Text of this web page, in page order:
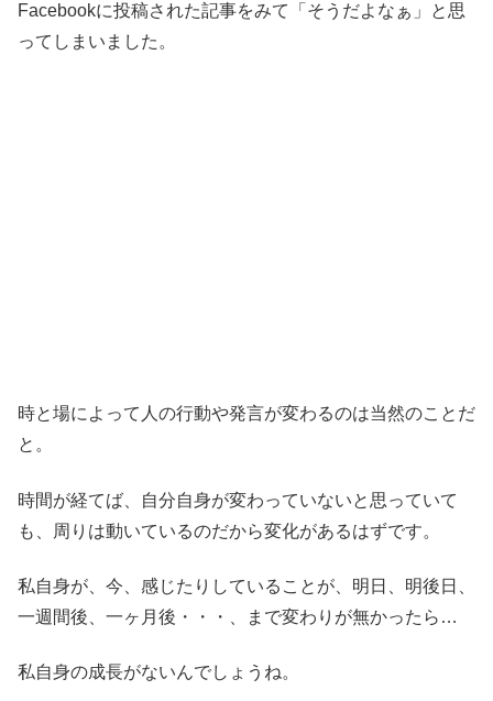
Facebookに投稿された記事をみて「そうだよなぁ」と思
ってしまいました。
時と場によって人の行動や発言が変わるのは当然のことだ
と。
時間が経てば、自分自身が変わっていないと思っていて
も、周りは動いているのだから変化があるはずです。
私自身が、今、感じたりしていることが、明日、明後日、
一週間後、一ヶ月後・・・、まで変わりが無かったら…
私自身の成長がないんでしょうね。